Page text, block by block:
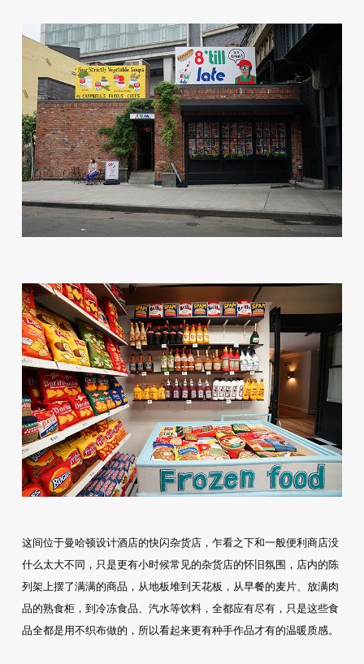
这间位于曼哈顿设计酒店的快闪杂货店，乍看之下和一般便利商店没
什么太大不同，只是更有小时候常见的杂货店的怀旧氛围，店内的陈
列架上摆了满满的商品，从地板堆到天花板，从早餐的麦片、放满肉
品的熟食柜，到冷冻食品、汽水等饮料，全都应有尽有，只是这些食
品全都是用不织布做的，所以看起来更有种手作品才有的温暖质感。